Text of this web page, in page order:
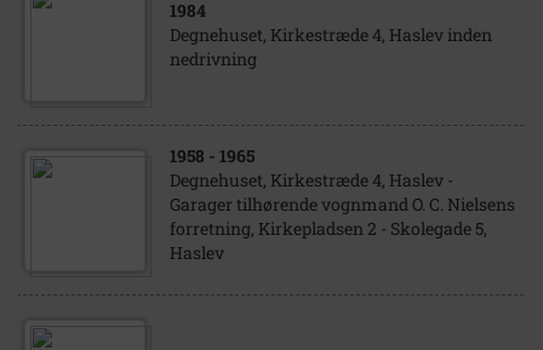
1984
Degnehuset, Kirkestræde 4, Haslev inden
nedrivning
1958 - 1965
Degnehuset, Kirkestræde 4, Haslev -
Garager tilhørende vognmand O. C. Nielsens
forretning, Kirkepladsen 2 - Skolegade 5,
Haslev